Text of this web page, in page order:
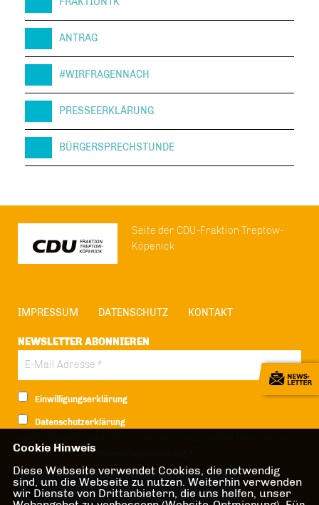
ANTRAG
#WIRFRAGENNACH
PRESSEERKLÄRUNG
BÜRGERSPRECHSTUNDE
Seite der CDU-Fraktion Treptow-
Köpenick
IMPRESSUM DATENSCHUTZ KONTAKT
NEWSLETTER ABONNIEREN
Einwilligungserklärung
Datenschutzerklärung
der nachfolgenden
Anti-Roboter-Verifizierung
Hier klicken
Cookie Hinweis
Diese Webseite verwendet Cookies, die notwendig
sind, um die Webseite zu nutzen. Weiterhin verwenden
wir Dienste von Drittanbietern, die uns helfen, unser